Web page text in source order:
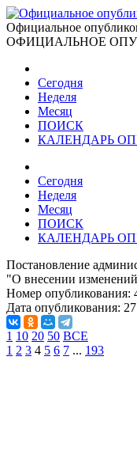
Официальное
ОФИЦИАЛЬНОЕ
Сегодня
Неделя
Месяц
ПОИСК
КАЛЕНДАРЬ
Сегодня
Неделя
Месяц
ПОИСК
КАЛЕНДАРЬ
Постановление
"О внесении
Номер опубликования:
Дата опубликования:
1 10 20 50 ВСЕ
1 2 3 4 5 6 7 ... 193